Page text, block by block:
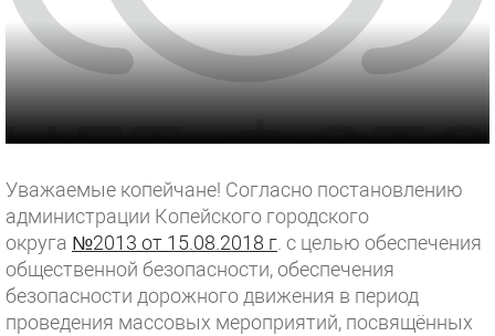
Уважаемые копейчане! Согласно постановлению
администрации Копейского городского
округа №2013 от 15.08.2018 г . с целью обеспечения
общественной безопасности, обеспечения
безопасности дорожного движения в период
проведения массовых мероприятий, посвящённых